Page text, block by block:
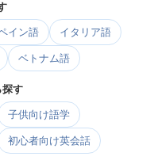
イン語 イタリア語
ベトナム語
探す
子供向け語学
初心者向け英会話